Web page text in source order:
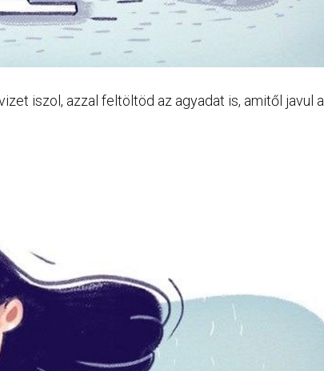
iszol, azzal feltöltöd az agyadat is, amitől javul a